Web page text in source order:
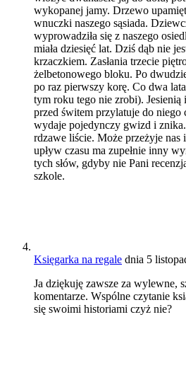
wykopanej jamy. Drzewo
wnuczki naszego sąsiada.
wyprowadziła się z naszego
miała dziesięć lat. Dziś dąb nie
krzaczkiem. Zasłania trzecie
żelbetonowego bloku. Po
po raz pierwszy korę. Co dwa
tym roku tego nie zrobi).
przed świtem przylatuje do
wydaje pojedynczy gwizd i
rdzawe liście. Może przeżyje nas
upływ czasu ma zupełnie inny
tych słów, gdyby nie Pani
szkole.
Księgarka na regale dnia 5
Ja dziękuję zawsze za wylewne,
komentarze. Wspólne czytanie
się swoimi historiami czyż nie?